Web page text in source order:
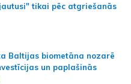
tikai pēc atgriešanās
Baltijas biometāna nozarē
un paplašinās